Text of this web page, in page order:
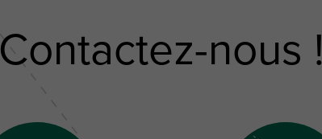
Contactez-nous !